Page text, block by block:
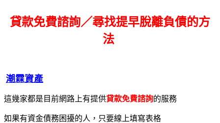
貸款免費諮詢／尋找提早脫離負債的方
法
潮霖資產
這幾家都是目前網路上有提供貸款免費諮詢的服務
如果有資金債務困擾的人，只要線上填寫表格